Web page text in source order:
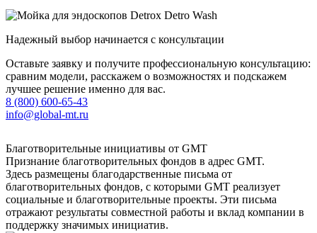
Надежный выбор начинается с консультации
Оставьте заявку и получите профессиональную консультацию:
сравним модели, расскажем о возможностях и подскажем
лучшее решение именно для вас.
8 (800) 600-65-43
info@global-mt.ru
Благотворительные инициативы от GMT
Признание благотворительных фондов в адрес GMT.
Здесь размещены благодарственные письма от
благотворительных фондов, с которыми GMT реализует
социальные и благотворительные проекты. Эти письма
отражают результаты совместной работы и вклад компании в
поддержку значимых инициатив.